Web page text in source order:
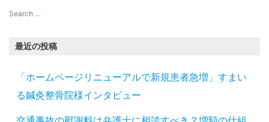
最近の投稿
「ホームページリニューアルで新規患者急増」すまい
る鍼灸整骨院様インタビュー